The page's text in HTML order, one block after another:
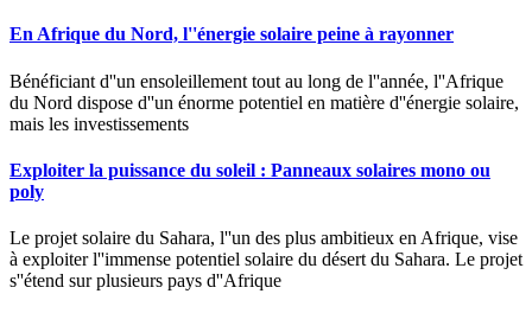
En Afrique du Nord, l''énergie solaire peine à rayonner
Bénéficiant d''un ensoleillement tout au long de l''année, l''Afrique
du Nord dispose d''un énorme potentiel en matière d''énergie solaire,
mais les investissements
Exploiter la puissance du soleil : Panneaux solaires mono ou
poly
Le projet solaire du Sahara, l''un des plus ambitieux en Afrique, vise
à exploiter l''immense potentiel solaire du désert du Sahara. Le projet
s''étend sur plusieurs pays d''Afrique